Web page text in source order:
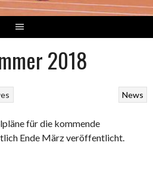
2018
News
für die kommende
Ende März veröffentlicht.